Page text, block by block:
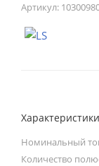
Артикул:
Характеристики
Номинальный
Количество